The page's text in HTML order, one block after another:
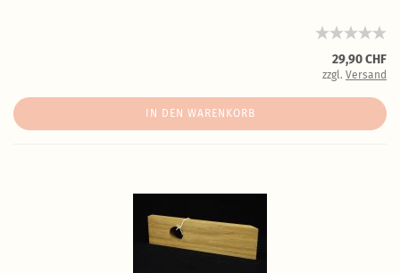
29,90 CHF
zzgl. Versand
IN DEN WARENKORB